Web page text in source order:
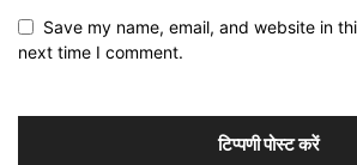
Save my name, email, and website in
next time I comment.